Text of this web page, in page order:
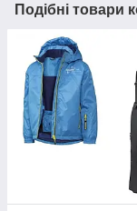
Подібні товари